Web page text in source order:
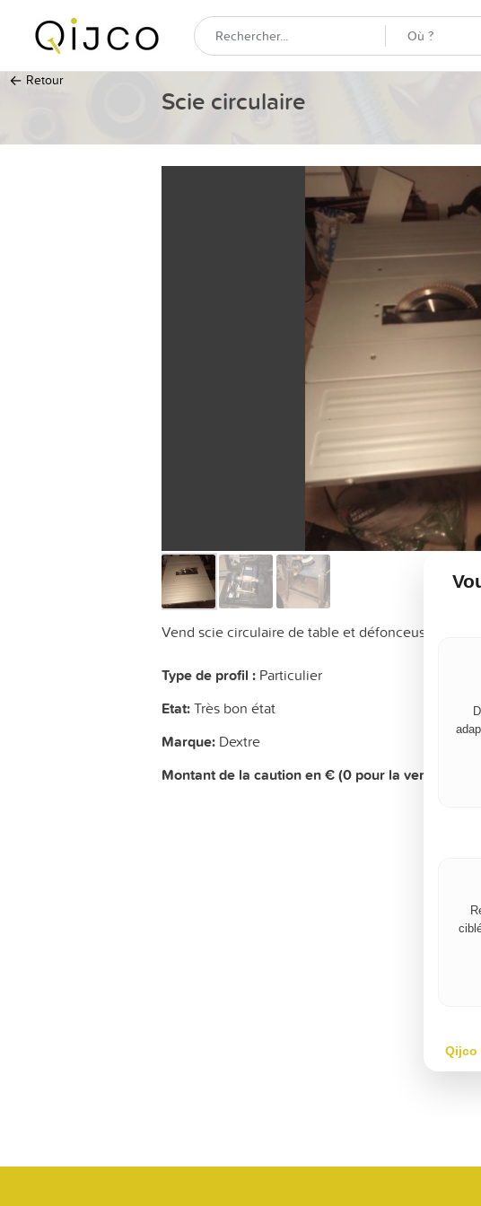
← Retour
Scie circulaire
Vend scie circulaire de table et défonceuse prix
Type de profil : Particulier
Etat:Très bon état
Marque: Dextre
Montant de la caution en € (0 pour la vente,
Qijco